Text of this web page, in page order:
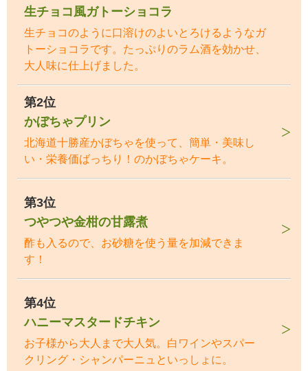
生チョコ風ガトーショコラ
生チョコのように口溶けのよいとろけるようなガ
トーショコラです。たっぷりのラム酒を効かせ、
大人味に仕上げました。
第2位
かぼちゃプリン
北海道十勝産かぼちゃを使って、簡単・美味し
い・栄養価ばっちり！のかぼちゃケーキ。
第3位
つやつや金柑の甘露煮
酢も入るので、お砂糖を使う量を加減できま
す！
第4位
ハニーマスタードチキン
お子様から大人まで大人気。白ワインやスパー
クリング・シャンパーニュといっしょに。